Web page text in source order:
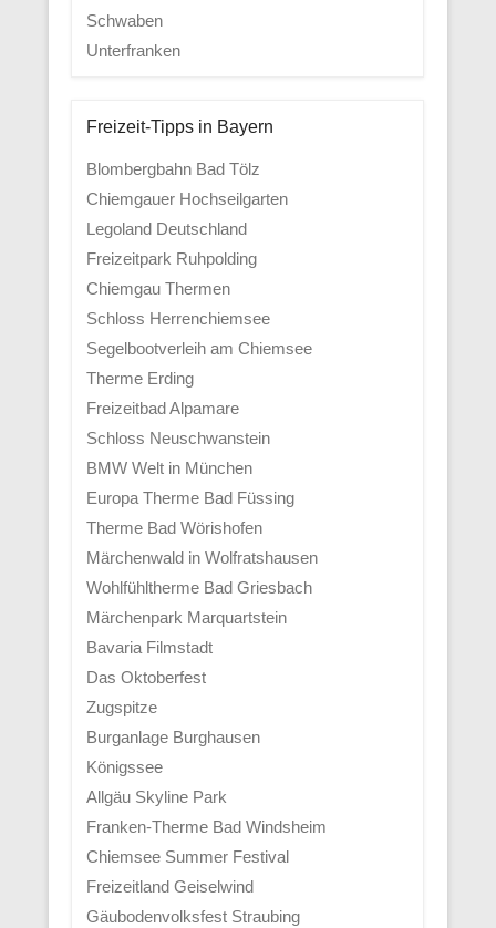
Schwaben
Unterfranken
Freizeit-Tipps in Bayern
Blombergbahn Bad Tölz
Chiemgauer Hochseilgarten
Legoland Deutschland
Freizeitpark Ruhpolding
Chiemgau Thermen
Schloss Herrenchiemsee
Segelbootverleih am Chiemsee
Therme Erding
Freizeitbad Alpamare
Schloss Neuschwanstein
BMW Welt in München
Europa Therme Bad Füssing
Therme Bad Wörishofen
Märchenwald in Wolfratshausen
Wohlfühltherme Bad Griesbach
Märchenpark Marquartstein
Bavaria Filmstadt
Das Oktoberfest
Zugspitze
Burganlage Burghausen
Königssee
Allgäu Skyline Park
Franken-Therme Bad Windsheim
Chiemsee Summer Festival
Freizeitland Geiselwind
Gäubodenvolksfest Straubing